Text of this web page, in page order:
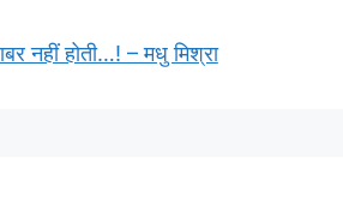
नहीं होती…! – मधु मिश्रा